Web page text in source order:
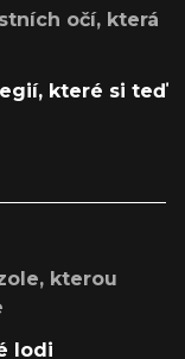
očí, která
které si teď
kterou
lodi